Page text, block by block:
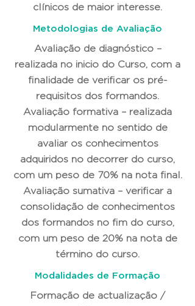
clínicos de maior interesse.
Metodologias de Avaliação
Avaliação de diagnóstico –
realizada no inicio do Curso, com a
finalidade de verificar os pré-
requisitos dos formandos.
Avaliação formativa – realizada
modularmente no sentido de
avaliar os conhecimentos
adquiridos no decorrer do curso,
com um peso de 70% na nota final.
Avaliação sumativa – verificar a
consolidação de conhecimentos
dos formandos no fim do curso,
com um peso de 20% na nota de
término do curso.
Modalidades de Formação
Formação de actualização /